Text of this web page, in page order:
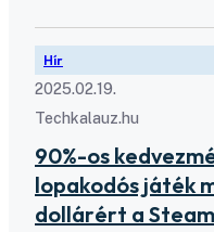
Hír
2025.02.19.
Techkalauz.hu
90%-os
lopakodós játék
dollárért a